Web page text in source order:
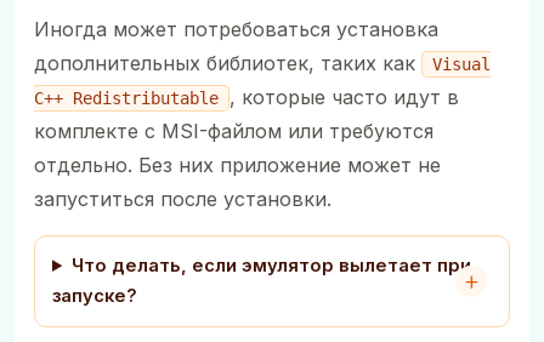
Иногда может потребоваться установка
дополнительных библиотек, таких как
Visual
C++ Redistributable
, которые часто идут в
комплекте с MSI-файлом или требуются
отдельно. Без них приложение может не
запуститься после установки.
Что делать, если эмулятор вылетает при
запуске?